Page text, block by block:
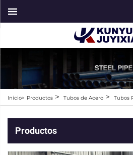
Inicio> Productos > Tubos de Acero > Tubos
Productos